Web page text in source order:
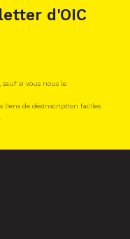
d'OIC
sauf si vous nous le
liens de désinscription faciles